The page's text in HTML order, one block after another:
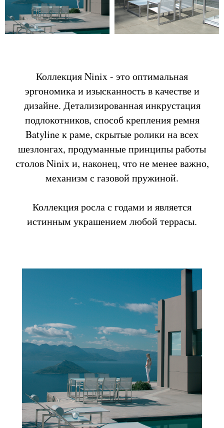
Коллекция Ninix - это оптимальная
эргономика и изысканность в качестве и
дизайне. Детализированная инкрустация
подлокотников, способ крепления ремня
Batyline к раме, скрытые ролики на всех
шезлонгах, продуманные принципы работы
столов Ninix и, наконец, что не менее важно,
механизм с газовой пружиной.
Коллекция росла с годами и является
истинным украшением любой террасы.